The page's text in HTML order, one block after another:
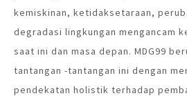
kemiskinan, ketidaksetaraan,
degradasi lingkungan mengancam
saat ini dan masa depan. MDG99
tantangan -tantangan ini dengan
pendekatan holistik terhadap